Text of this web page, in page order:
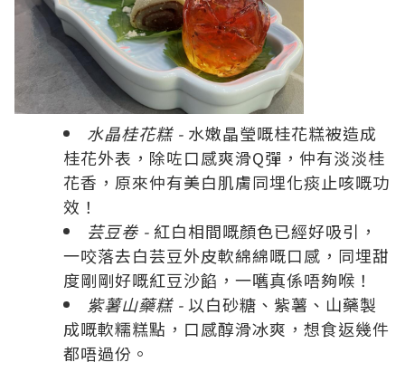
水晶桂花糕 - 水嫩晶瑩嘅桂花糕被造成
桂花外表，除咗口感爽滑Q彈，仲有淡淡桂
花香，原來仲有美白肌膚同埋化痰止咳嘅功
效！
芸豆卷 - 紅白相間嘅顏色已經好吸引，
一咬落去白芸豆外皮軟綿綿嘅口感，同埋甜
度剛剛好嘅紅豆沙餡，一嚿真係唔夠喉！
紫薯山藥糕 -以白砂糖、紫薯、山藥製
成嘅軟糯糕點，口感醇滑冰爽，想食返幾件
都唔過份。